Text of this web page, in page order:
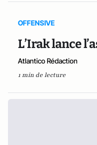
OFFENSIVE
L’Irak lance
Atlantico Rédaction
1 min de lecture